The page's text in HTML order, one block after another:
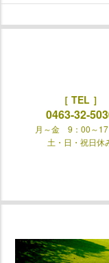
［ TEL ］
0463-32-
月～金 9：00～
土・日・祝日休